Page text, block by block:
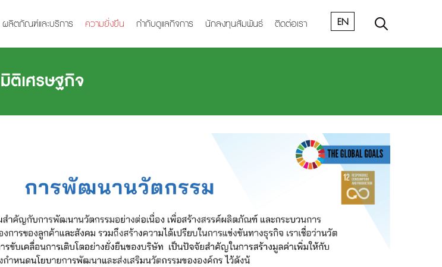
ผลิตภัณฑ์และบริการ ความยั่งยืน กำกับดูแลกิจการ นักลงทุนสัมพันธ์ ติดต่อเรา EN
มิติเศรษฐกิจ